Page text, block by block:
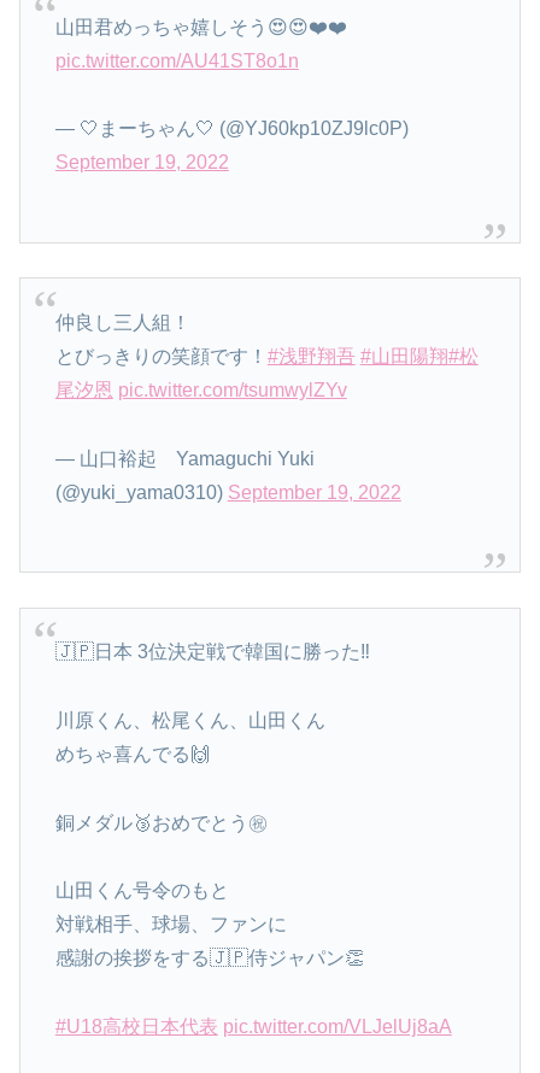
山田君めっちゃ嬉しそう😍😍❤️❤️
pic.twitter.com/AU41ST8o1n
— 🤍まーちゃん🤍 (@YJ60kp10ZJ9lc0P)
September 19, 2022
仲良し三人組！
とびっきりの笑顔です！ #浅野翔吾 #山田陽翔#松
尾汐恩 pic.twitter.com/tsumwylZYv
— 山口裕起 Yamaguchi Yuki
(@yuki_yama0310) September 19, 2022
🇯🇵日本 3位決定戦で韓国に勝った‼️
川原くん、松尾くん、山田くん
めちゃ喜んでる🙌
銅メダル🥉おめでとう㊗️
山田くん号令のもと
対戦相手、球場、ファンに
感謝の挨拶をする🇯🇵侍ジャパン👏
#U18高校日本代表 pic.twitter.com/VLJelUj8aA